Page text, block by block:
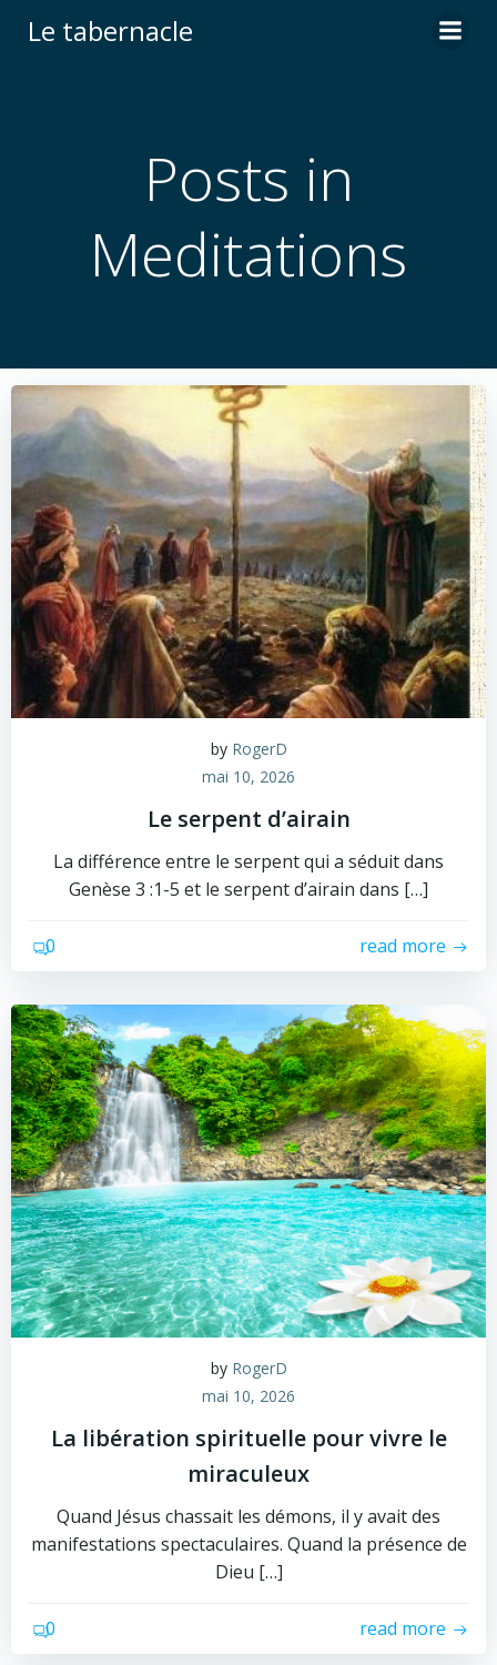
Le tabernacle
Posts in
Meditations
by RogerD
mai 10, 2026
Le serpent d’airain
La différence entre le serpent qui a séduit dans
Genèse 3 :1-5 et le serpent d’airain dans […]
0 read more
by RogerD
mai 10, 2026
La libération spirituelle pour vivre le
miraculeux
Quand Jésus chassait les démons, il y avait des
manifestations spectaculaires. Quand la présence de
Dieu […]
0 read more